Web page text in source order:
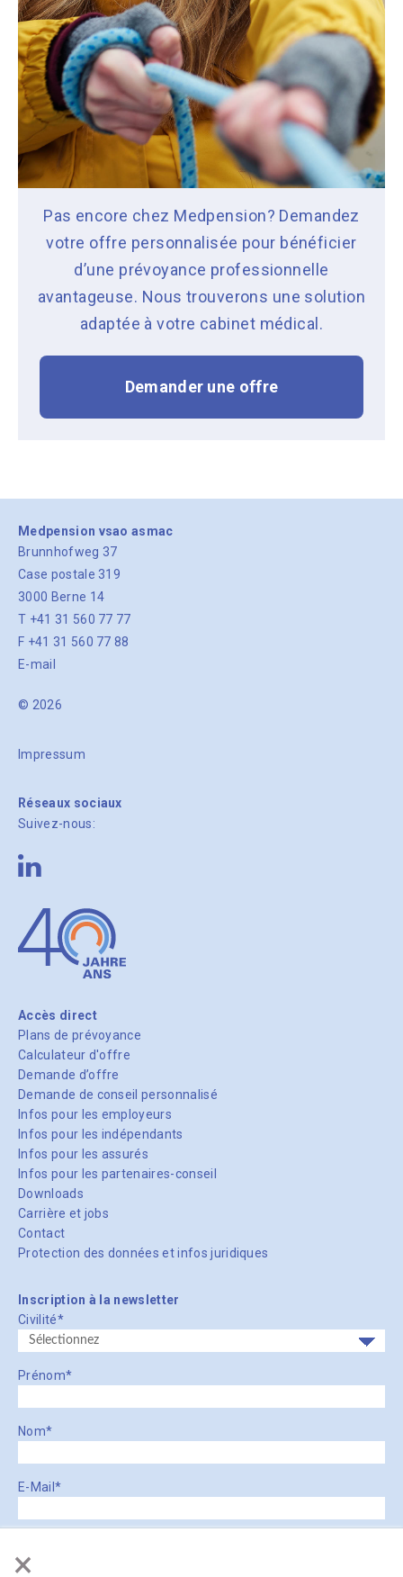
×
Pas encore chez Medpension? Demandez
votre offre personnalisée pour bénéficier
d’une prévoyance professionnelle
avantageuse. Nous trouverons une solution
adaptée à votre cabinet médical.
Demander une offre
Medpension vsao asmac
Brunnhofweg 37
Case postale 319
3000 Berne 14
T +41 31 560 77 77
F +41 31 560 77 88
E-mail
© 2026
Impressum
Réseaux sociaux
Suivez-nous:
Accès direct
Plans de prévoyance
Calculateur d'offre
Demande d’offre
Demande de conseil personnalisé
Infos pour les employeurs
Infos pour les indépendants
Infos pour les assurés
Infos pour les partenaires-conseil
Downloads
Carrière et jobs
Contact
Protection des données et infos juridiques
Inscription à la newsletter
Civilité*
Prénom*
Nom*
E-Mail*
Medpension s’engage à traiter vos données de manière